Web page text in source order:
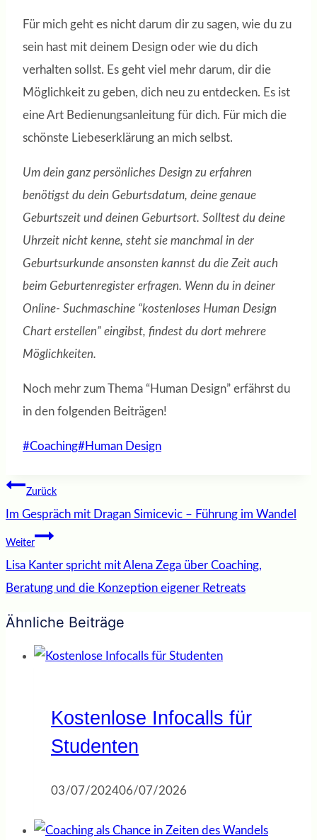
Für mich geht es nicht darum dir zu sagen, wie du zu
sein hast mit deinem Design oder wie du dich
verhalten sollst. Es geht viel mehr darum, dir die
Möglichkeit zu geben, dich neu zu entdecken. Es ist
eine Art Bedienungsanleitung für dich. Für mich die
schönste Liebeserklärung an mich selbst.
Um dein ganz persönliches Design zu erfahren
benötigst du dein Geburtsdatum, deine genaue
Geburtszeit und deinen Geburtsort. Solltest du deine
Uhrzeit nicht kenne, steht sie manchmal in der
Geburtsurkunde ansonsten kannst du die Zeit auch
beim Geburtenregister erfragen. Wenn du in deiner
Online- Suchmaschine “kostenloses Human Design
Chart erstellen” eingibst, findest du dort mehrere
Möglichkeiten.
Noch mehr zum Thema “Human Design” erfährst du
in den folgenden Beiträgen!
Schlagworte:
#Coaching#Human Design
Beitragsnavigation
Zurück
Im Gespräch mit Dragan Simicevic – Führung im Wandel
Weiter
Lisa Kanter spricht mit Alena Zega über Coaching,
Beratung und die Konzeption eigener Retreats
Ähnliche Beiträge
Kostenlose Infocalls für
Studenten
03/07/202406/07/2026